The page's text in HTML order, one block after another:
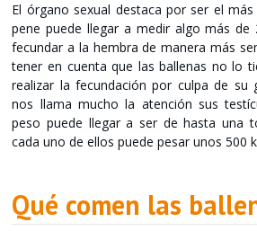
El órgano sexual destaca por ser el
pene puede llegar a medir algo más
fecundar a la hembra de manera más
tener en cuenta que las ballenas no lo
realizar la fecundación por culpa de su
nos llama mucho la atención sus
peso puede llegar a ser de hasta una
cada uno de ellos puede pesar unos 500
Qué comen las